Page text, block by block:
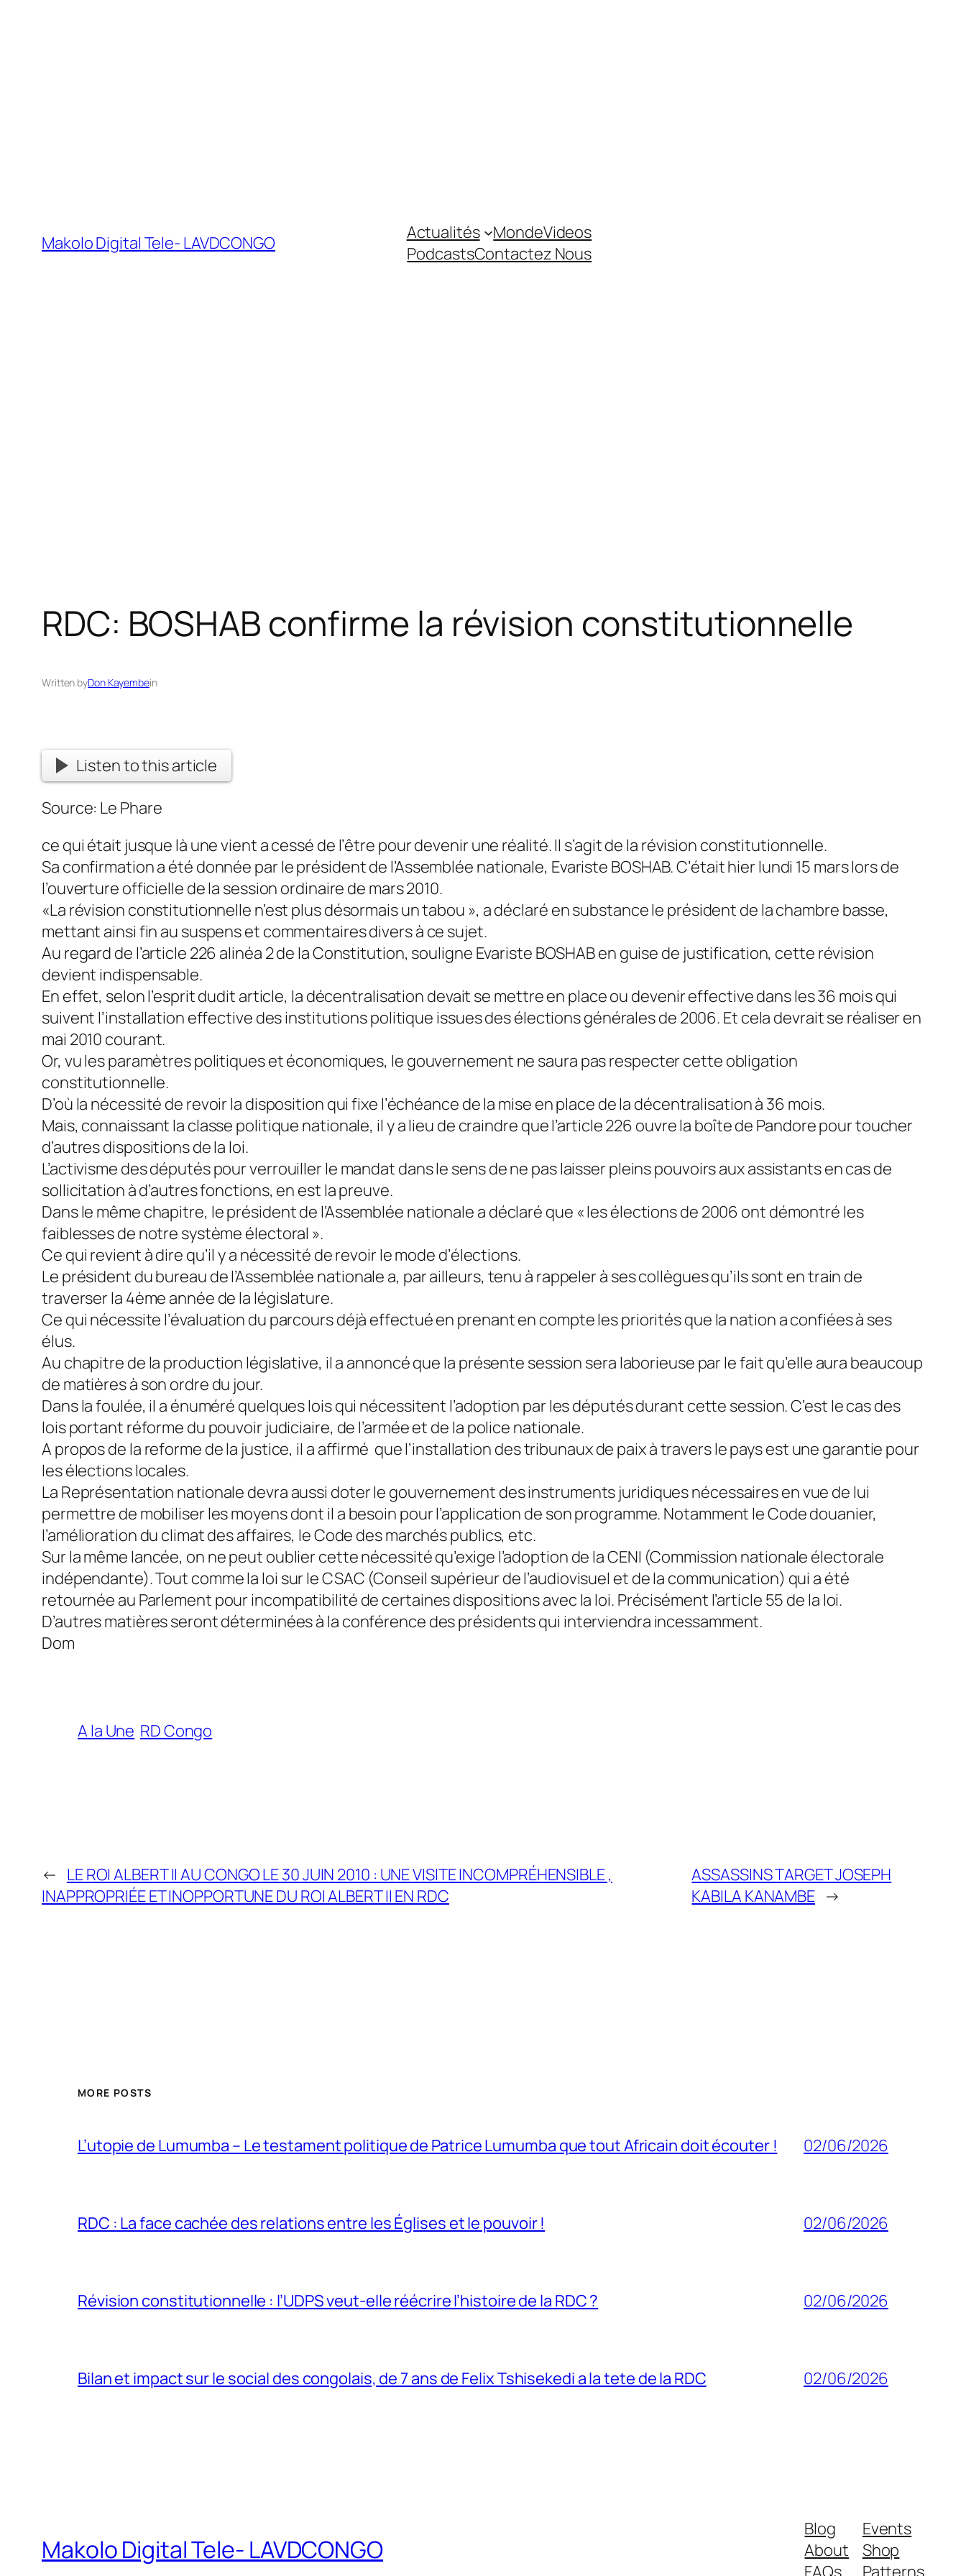
Makolo Digital Tele- LAVDCONGO Actualités MondeVideos
PodcastsContactez Nous
RDC: BOSHAB confirme la révision constitutionnelle
Written byDon Kayembein
Listen to this article
Source: Le Phare
ce qui était jusque là une vient a cessé de l’être pour devenir une réalité. Il s’agit de la révision constitutionnelle.
Sa confirmation a été donnée par le président de l’Assemblée nationale, Evariste BOSHAB. C’était hier lundi 15 mars lors de
l’ouverture officielle de la session ordinaire de mars 2010.
«La révision constitutionnelle n’est plus désormais un tabou », a déclaré en substance le président de la chambre basse,
mettant ainsi fin au suspens et commentaires divers à ce sujet.
Au regard de l’article 226 alinéa 2 de la Constitution, souligne Evariste BOSHAB en guise de justification, cette révision
devient indispensable.
En effet, selon l’esprit dudit article, la décentralisation devait se mettre en place ou devenir effective dans les 36 mois qui
suivent l’installation effective des institutions politique issues des élections générales de 2006. Et cela devrait se réaliser en
mai 2010 courant.
Or, vu les paramètres politiques et économiques, le gouvernement ne saura pas respecter cette obligation
constitutionnelle.
D’où la nécessité de revoir la disposition qui fixe l’échéance de la mise en place de la décentralisation à 36 mois.
Mais, connaissant la classe politique nationale, il y a lieu de craindre que l’article 226 ouvre la boîte de Pandore pour toucher
d’autres dispositions de la loi.
L’activisme des députés pour verrouiller le mandat dans le sens de ne pas laisser pleins pouvoirs aux assistants en cas de
sollicitation à d’autres fonctions, en est la preuve.
Dans le même chapitre, le président de l’Assemblée nationale a déclaré que « les élections de 2006 ont démontré les
faiblesses de notre système électoral ».
Ce qui revient à dire qu’il y a nécessité de revoir le mode d’élections.
Le président du bureau de l’Assemblée nationale a, par ailleurs, tenu à rappeler à ses collègues qu’ils sont en train de
traverser la 4ème année de la législature.
Ce qui nécessite l’évaluation du parcours déjà effectué en prenant en compte les priorités que la nation a confiées à ses
élus.
Au chapitre de la production législative, il a annoncé que la présente session sera laborieuse par le fait qu’elle aura beaucoup
de matières à son ordre du jour.
Dans la foulée, il a énuméré quelques lois qui nécessitent l’adoption par les députés durant cette session. C’est le cas des
lois portant réforme du pouvoir judiciaire, de l’armée et de la police nationale.
A propos de la reforme de la justice, il a affirmé que l’installation des tribunaux de paix à travers le pays est une garantie pour
les élections locales.
La Représentation nationale devra aussi doter le gouvernement des instruments juridiques nécessaires en vue de lui
permettre de mobiliser les moyens dont il a besoin pour l’application de son programme. Notamment le Code douanier,
l’amélioration du climat des affaires, le Code des marchés publics, etc.
Sur la même lancée, on ne peut oublier cette nécessité qu’exige l’adoption de la CENI (Commission nationale électorale
indépendante). Tout comme la loi sur le CSAC (Conseil supérieur de l’audiovisuel et de la communication) qui a été
retournée au Parlement pour incompatibilité de certaines dispositions avec la loi. Précisément l’article 55 de la loi.
D’autres matières seront déterminées à la conférence des présidents qui interviendra incessamment.
Dom
A la Une RD Congo
← LE ROI ALBERT II AU CONGO LE 30 JUIN 2010 : UNE VISITE INCOMPRÉHENSIBLE ,
INAPPROPRIÉE ET INOPPORTUNE DU ROI ALBERT II EN RDC
ASSASSINS TARGET JOSEPH
KABILA KANAMBE →
MORE POSTS
L’utopie de Lumumba – Le testament politique de Patrice Lumumba que tout Africain doit écouter ! 02/06/2026
RDC : La face cachée des relations entre les Églises et le pouvoir ! 02/06/2026
Révision constitutionnelle : l’UDPS veut-elle réécrire l’histoire de la RDC ? 02/06/2026
Bilan et impact sur le social des congolais, de 7 ans de Felix Tshisekedi a la tete de la RDC 02/06/2026
Makolo Digital Tele- LAVDCONGO
Blog
About
FAQs
Events
Shop
Patterns